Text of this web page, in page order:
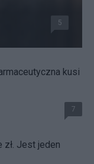
5
kusi
7
Jest jeden